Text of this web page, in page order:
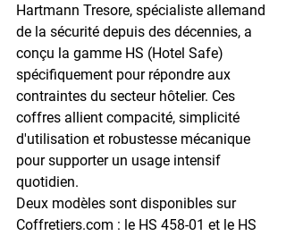
Hartmann Tresore, spécialiste allemand
de la sécurité depuis des décennies, a
conçu la gamme HS (Hotel Safe)
spécifiquement pour répondre aux
contraintes du secteur hôtelier. Ces
coffres allient compacité, simplicité
d'utilisation et robustesse mécanique
pour supporter un usage intensif
quotidien.
Deux modèles sont disponibles sur
Coffretiers.com : le HS 458-01 et le HS